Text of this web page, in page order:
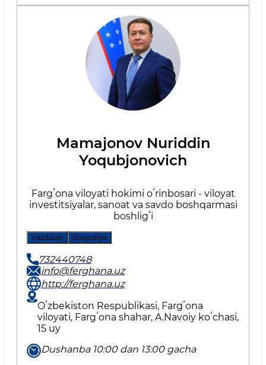
Mamajonov Nuriddin
Yoqubjonovich
Fargʻona viloyati hokimi oʻrinbosari - viloyat
investitsiyalar, sanoat va savdo boshqarmasi
boshligʻi
Vazifalari Biografiya
732440748
info@ferghana.uz
http://ferghana.uz
Oʻzbekiston Respublikasi, Fargʻona
viloyati, Fargʻona shahar, A.Navoiy koʻchasi,
15 uy
Dushanba 10:00 dan 13:00 gacha